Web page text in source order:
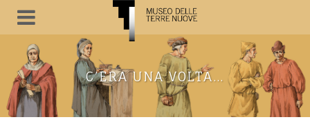
C’ERA UNA VOLTA…